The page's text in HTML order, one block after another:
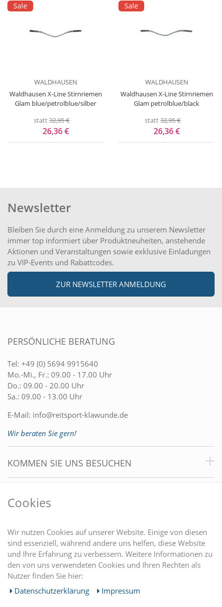
Sale
WALDHAUSEN
Waldhausen X-Line Stirnriemen
Glam blue/petrolblue/silber
statt32,95 €
26,36 €
Sale
WALDHAUSEN
Waldhausen X-Line Stirnriemen
Glam petrolblue/black
statt32,95 €
26,36 €
Newsletter
Bleiben Sie durch eine Anmeldung zu unserem Newsletter
immer top informiert über Produktneuheiten, anstehende
Aktionen und Veranstaltungen sowie exklusive Einladungen
zu VIP-Events und Rabattcodes.
ZUR NEWSLETTER ANMELDUNG
PERSÖNLICHE BERATUNG
Tel: +49 (0) 5694 9915640
Mo.-Mi., Fr.: 09.00 - 17.00 Uhr
Do.: 09.00 - 20.00 Uhr
Sa.: 09.00 - 13.00 Uhr
E-Mail: info@reitsport-klawunde.de
Wir beraten Sie gern!
KOMMEN SIE UNS BESUCHEN
EINKAUFEN
MEIN KONTO
Cookies
Wir nutzen Cookies auf unserer Website. Einige von diesen
sind essenziell, während andere uns helfen, diese Website
und Ihre Erfahrung zu verbessern. Weitere Informationen zu
den von uns verwendeten Cookies und Ihren Rechten als
Nutzer finden Sie hier:
Daten­schutz­erklärung
Impressum